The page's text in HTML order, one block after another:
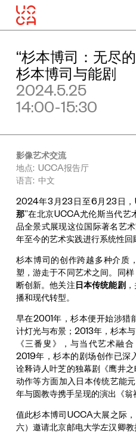
“杉本博司：无尽
杉本博司与能剧
2024.5.25
14:00-15:30
影像艺术交流
地点: UCCA报告厅
语言: 中文
2024年3月23日至6月23日，
那”在北京UCCA尤伦斯当代艺
品全景式展现这位国际著名艺
年至今的艺术实践进行系统性回
杉本博司的创作跨越多种介质
塑，游走于不同艺术之间。同
断创新。他关注 日本传统能剧
播和现代转型。
早在2001年，杉本便开始涉猎
计灯光与布景；2013年，杉本
《三番叟》，与当代艺术融
2019年，杉本的剧场创作已深
诠释诗人叶芝的独幕剧《鹰井
动作等方面加入日本传统艺能
年与圆教寺携手呈现的演出《翁
值此杉本博司UCCA大展之际
六）邀请北京邮电大学左汉卿